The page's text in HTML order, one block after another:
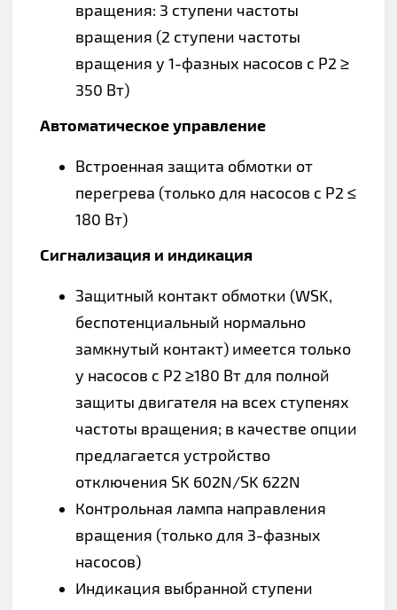
вращения: 3 ступени частоты
вращения (2 ступени частоты
вращения у 1-фазных насосов с P2 ≥
350 Вт)
Автоматическое управление
Встроенная защита обмотки от
перегрева (только для насосов с P2 ≤
180 Вт)
Сигнализация и индикация
Защитный контакт обмотки (WSK,
беспотенциальный нормально
замкнутый контакт) имеется только
у насосов с P2 ≥180 Вт для полной
защиты двигателя на всех ступенях
частоты вращения; в качестве опции
предлагается устройство
отключения SK 602N/SK 622N
Контрольная лампа направления
вращения (только для 3-фазных
насосов)
Индикация выбранной ступени